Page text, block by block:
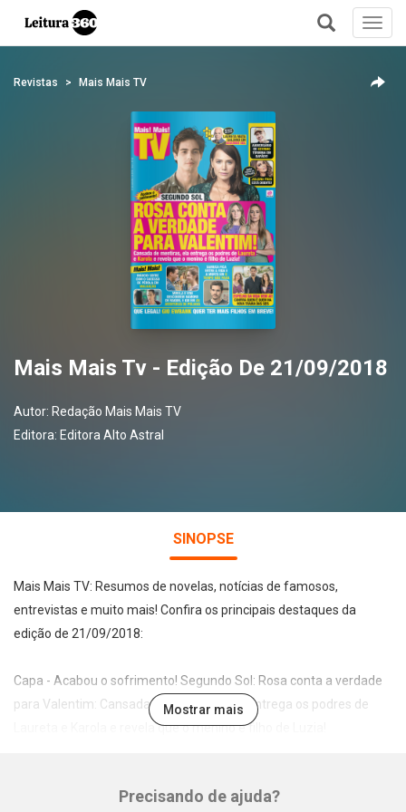
+
Revistas Mais Mais TV
Mais Mais Tv - Edição De 21/09/2018
Autor: Redação Mais Mais TV
Editora: Editora Alto Astral
SINOPSE
Mais Mais TV: Resumos de novelas, notícias de famosos,
entrevistas e muito mais! Confira os principais destaques da
edição de 21/09/2018:
Capa - Acabou o sofrimento! Segundo Sol: Rosa conta a verdade
para Valentim: Cansada de mentiras, ela entrega os podres de
Laureta e Karola e revela que o menino é filho de Luzia!
Mostrar mais
Precisando de ajuda?
Facebook Twitter